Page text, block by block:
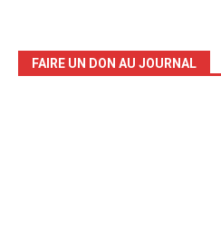
FAIRE UN DON AU JOURNAL